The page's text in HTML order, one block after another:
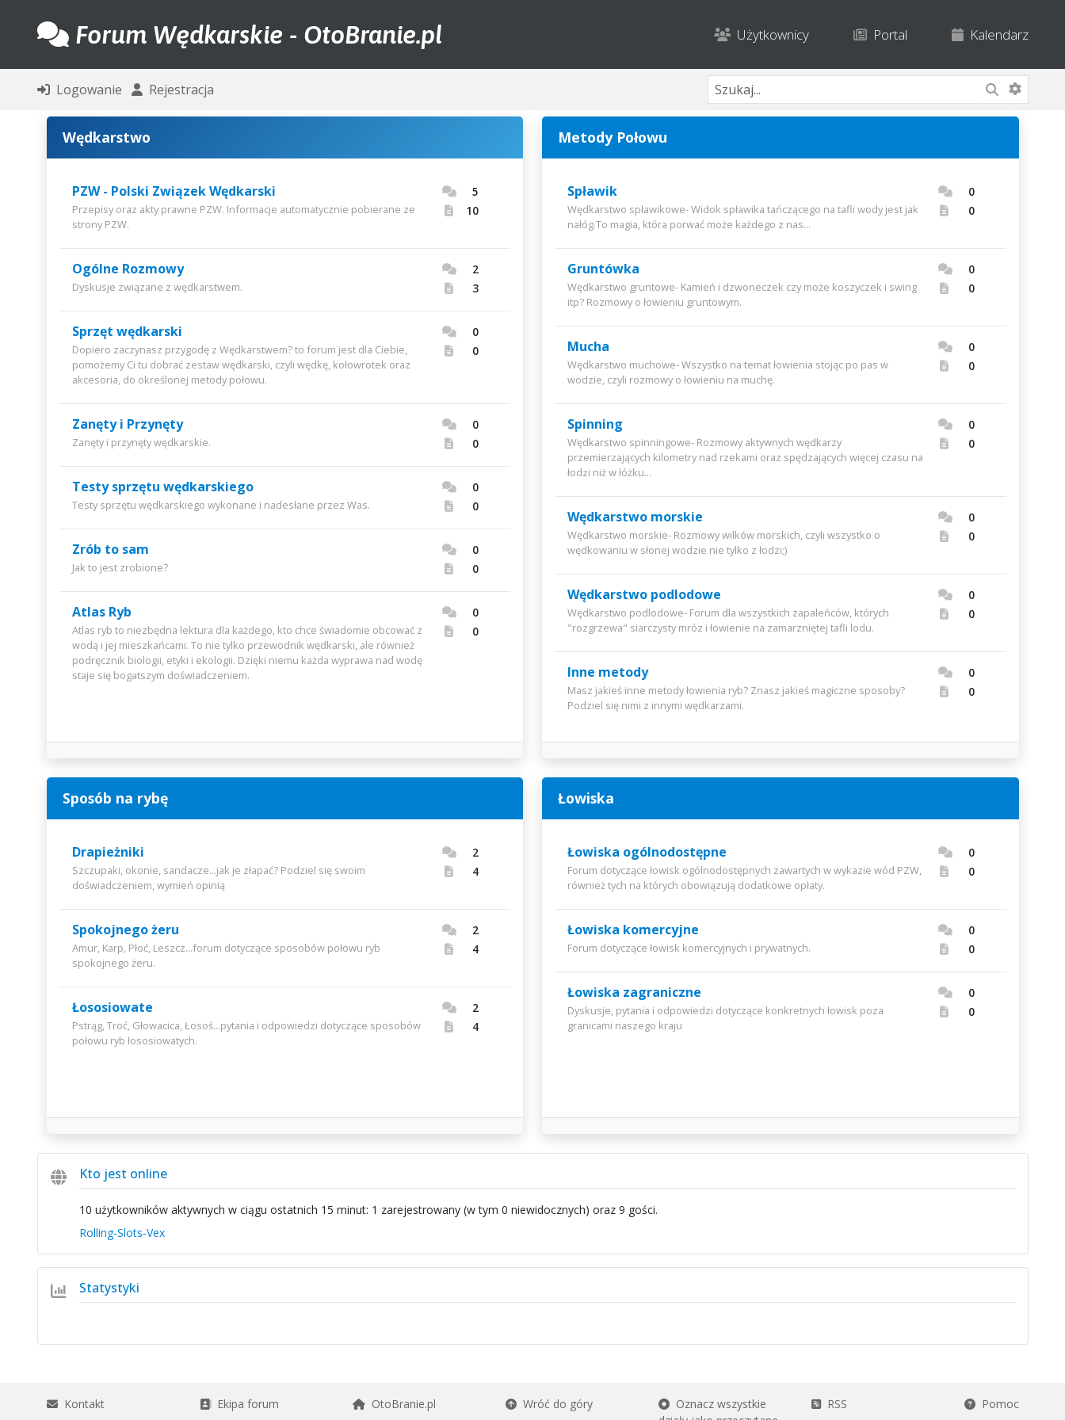
Forum Wędkarskie - OtoBranie.pl Użytkownicy Portal Kalendarz
Logowanie Rejestracja
Wędkarstwo
PZW - Polski Związek Wędkarski
Przepisy oraz akty prawne PZW. Informacje automatycznie pobierane ze
strony PZW.
5
10
Ogólne Rozmowy
Dyskusje związane z wędkarstwem.
2
3
Sprzęt wędkarski
Dopiero zaczynasz przygodę z Wędkarstwem? to forum jest dla Ciebie,
pomożemy Ci tu dobrać zestaw wędkarski, czyli wędkę, kołowrotek oraz
akcesoria, do określonej metody połowu.
0
0
Zanęty i Przynęty
Zanęty i przynęty wędkarskie.
0
0
Testy sprzętu wędkarskiego
Testy sprzętu wędkarskiego wykonane i nadesłane przez Was.
0
0
Zrób to sam
Jak to jest zrobione?
0
0
Atlas Ryb
Atlas ryb to niezbędna lektura dla każdego, kto chce świadomie obcować z
wodą i jej mieszkańcami. To nie tylko przewodnik wędkarski, ale również
podręcznik biologii, etyki i ekologii. Dzięki niemu każda wyprawa nad wodę
staje się bogatszym doświadczeniem.
0
0
Metody Połowu
Spławik
Wędkarstwo spławikowe- Widok spławika tańczącego na tafli wody jest jak
nałóg.To magia, która porwać może każdego z nas...
0
0
Gruntówka
Wędkarstwo gruntowe- Kamień i dzwoneczek czy może koszyczek i swing
itp? Rozmowy o łowieniu gruntowym.
0
0
Mucha
Wędkarstwo muchowe- Wszystko na temat łowienia stojąc po pas w
wodzie, czyli rozmowy o łowieniu na muchę.
0
0
Spinning
Wędkarstwo spinningowe- Rozmowy aktywnych wędkarzy
przemierzających kilometry nad rzekami oraz spędzających więcej czasu na
łodzi niż w łóżku...
0
0
Wędkarstwo morskie
Wędkarstwo morskie- Rozmowy wilków morskich, czyli wszystko o
wędkowaniu w słonej wodzie nie tylko z łodzi;)
0
0
Wędkarstwo podlodowe
Wędkarstwo podlodowe- Forum dla wszystkich zapaleńców, których
"rozgrzewa" siarczysty mróz i łowienie na zamarzniętej tafli lodu.
0
0
Inne metody
Masz jakieś inne metody łowienia ryb? Znasz jakieś magiczne sposoby?
Podziel się nimi z innymi wędkarzami.
0
0
Sposób na rybę
Drapieżniki
Szczupaki, okonie, sandacze...jak je złapać? Podziel się swoim
doświadczeniem, wymień opinią
2
4
Spokojnego żeru
Amur, Karp, Płoć, Leszcz...forum dotyczące sposobów połowu ryb
spokojnego żeru.
2
4
Łososiowate
Pstrąg, Troć, Głowacica, Łosoś...pytania i odpowiedzi dotyczące sposobów
połowu ryb łososiowatych.
2
4
Łowiska
Łowiska ogólnodostępne
Forum dotyczące łowisk ogólnodostępnych zawartych w wykazie wód PZW,
również tych na których obowiązują dodatkowe opłaty.
0
0
Łowiska komercyjne
Forum dotyczące łowisk komercyjnych i prywatnych.
0
0
Łowiska zagraniczne
Dyskusje, pytania i odpowiedzi dotyczące konkretnych łowisk poza
granicami naszego kraju
0
0
Kto jest online
10 użytkowników aktywnych w ciągu ostatnich 15 minut: 1 zarejestrowany (w tym 0 niewidocznych) oraz 9 gości.
Rolling-Slots-Vex
Statystyki
Kontakt Ekipa forum OtoBranie.pl Wróć do góry
Oznacz wszystkie
RSS Pomoc